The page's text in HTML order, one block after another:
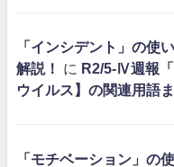
「インシデント」の使
解説！
に R2/5-Ⅳ週報
ウイルス】の関連用語
「モチベーション」の